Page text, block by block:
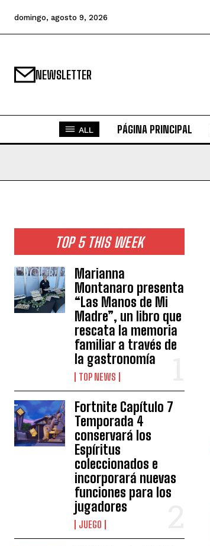
domingo, agosto 9, 2026
NEWSLETTER
ALL PÁGINA PRINCIPAL
TOP 5 THIS WEEK
Marianna
Montanaro presenta
“Las Manos de Mi
Madre”, un libro que
rescata la memoria
familiar a través de
la gastronomía
TOP NEWS
Fortnite Capítulo 7
Temporada 4
conservará los
Espíritus
coleccionados e
incorporará nuevas
funciones para los
jugadores
JUEGO